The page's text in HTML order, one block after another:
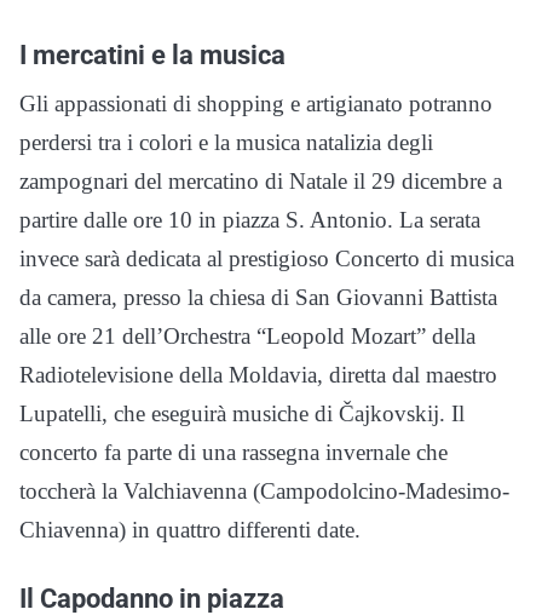
I mercatini e la musica
Gli appassionati di shopping e artigianato potranno
perdersi tra i colori e la musica natalizia degli
zampognari del mercatino di Natale il 29 dicembre a
partire dalle ore 10 in piazza S. Antonio. La serata
invece sarà dedicata al prestigioso Concerto di musica
da camera, presso la chiesa di San Giovanni Battista
alle ore 21 dell’Orchestra “Leopold Mozart” della
Radiotelevisione della Moldavia, diretta dal maestro
Lupatelli, che eseguirà musiche di Čajkovskij. Il
concerto fa parte di una rassegna invernale che
toccherà la Valchiavenna (Campodolcino-Madesimo-
Chiavenna) in quattro differenti date.
Il Capodanno in piazza